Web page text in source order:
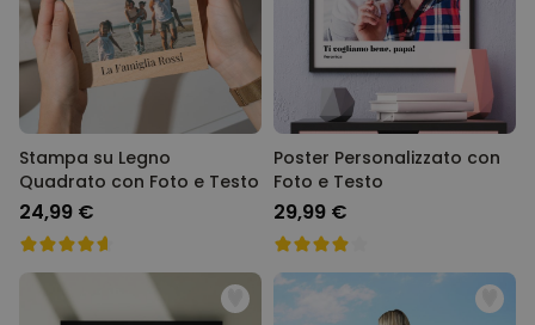
Stampa su Legno
Quadrato con Foto e Testo
24,99 €
Poster Personalizzato con
Foto e Testo
29,99 €